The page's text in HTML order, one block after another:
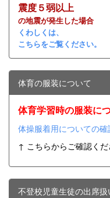
震度５弱以上
の地震が発生した場合
くわしくは、
こちらをご覧ください。
体育の服装について
体育学習時の服装に
体操服着用についての
↑ こちらからご確認く
不登校児童生徒の出席